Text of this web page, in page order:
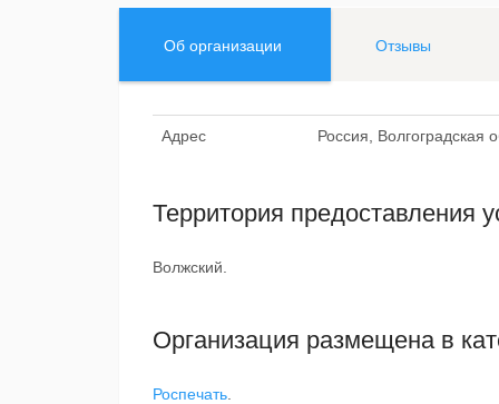
Об организации Отзывы
Адрес Россия, Волгоградская
Территория предоставления
Волжский.
Организация размещена в
Роспечать